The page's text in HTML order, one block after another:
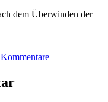
dem Überwinden der